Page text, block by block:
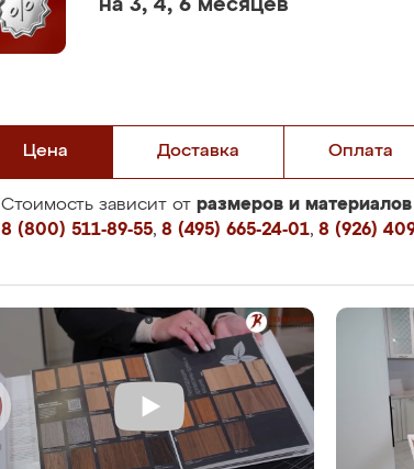
на 3, 4, 6 месяцев
Цена Доставка Оплата
Стоимость зависит от размеров и материалов
8 (800) 511-89-55, 8 (495) 665-24-01, 8 (926)